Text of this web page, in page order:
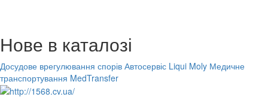
Нове в каталозі
Досудове врегулювання спорів Автосервіс Liqui Moly Медичне
транспортування MedTransfer